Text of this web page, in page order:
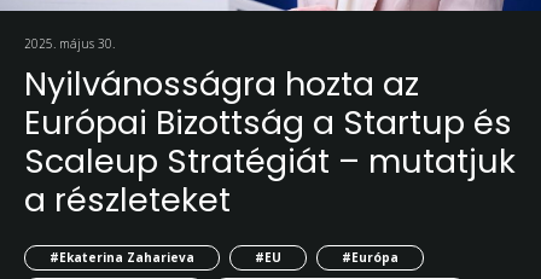
2025. május 30.
Nyilvánosságra hozta az
Európai Bizottság a Startup és
Scaleup Stratégiát – mutatjuk
a részleteket
#Ekaterina Zaharieva #EU
#Európa